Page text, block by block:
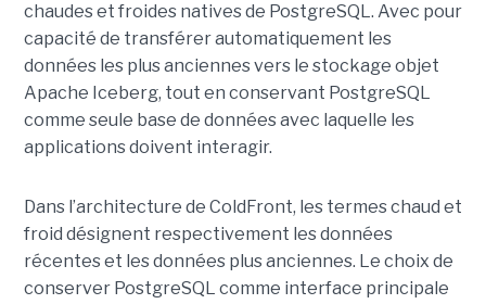
chaudes et froides natives de PostgreSQL. Avec pour
capacité de transférer automatiquement les
données les plus anciennes vers le stockage objet
Apache Iceberg, tout en conservant PostgreSQL
comme seule base de données avec laquelle les
applications doivent interagir.
Dans l’architecture de ColdFront, les termes chaud et
froid désignent respectivement les données
récentes et les données plus anciennes. Le choix de
conserver PostgreSQL comme interface principale